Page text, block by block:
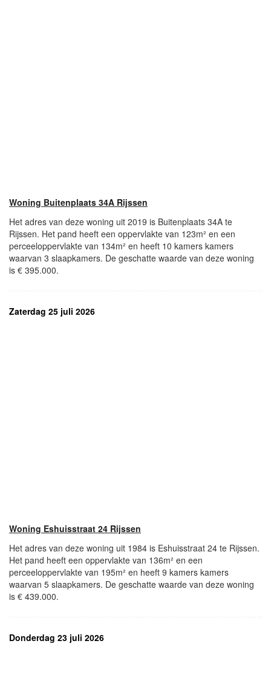
Woning Buitenplaats 34A Rijssen
Het adres van deze woning uit 2019 is Buitenplaats 34A te
Rijssen. Het pand heeft een oppervlakte van 123m² en een
perceeloppervlakte van 134m² en heeft 10 kamers kamers
waarvan 3 slaapkamers. De geschatte waarde van deze woning
is € 395.000.
Zaterdag 25 juli 2026
Woning Eshuisstraat 24 Rijssen
Het adres van deze woning uit 1984 is Eshuisstraat 24 te Rijssen.
Het pand heeft een oppervlakte van 136m² en een
perceeloppervlakte van 195m² en heeft 9 kamers kamers
waarvan 5 slaapkamers. De geschatte waarde van deze woning
is € 439.000.
Donderdag 23 juli 2026